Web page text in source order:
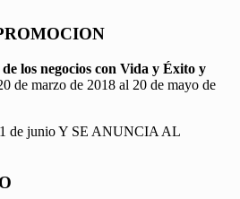
los negocios con Vida y Éxito y
de marzo de 2018 al 20 de mayo de
de junio Y SE ANUNCIA AL